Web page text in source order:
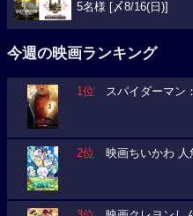
5名様 [〆8/16(日)]
今週の映画ランキング
1位 スパイダーマン
2位 映画ちいかわ 人